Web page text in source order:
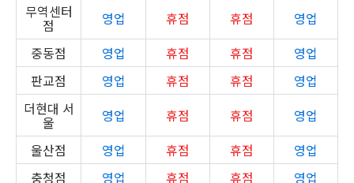
무역센터
점 영업 휴점 휴점
영업
중동점
영업 휴점 휴점
영업
판교점
영업 휴점 휴점
영업
더현대 서
울 영업 휴점 휴점
영업
울산점
영업 휴점 휴점
영업
충청점
영업 휴점 휴점 영업